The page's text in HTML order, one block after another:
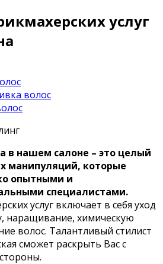
услуг
волос
в нашем салоне – это целый
манипуляций, которые
опытными и
специалистами.
услуг включает в себя уход
наращивание, химическую
волос. Талантливый стилист
сможет раскрыть Вас с